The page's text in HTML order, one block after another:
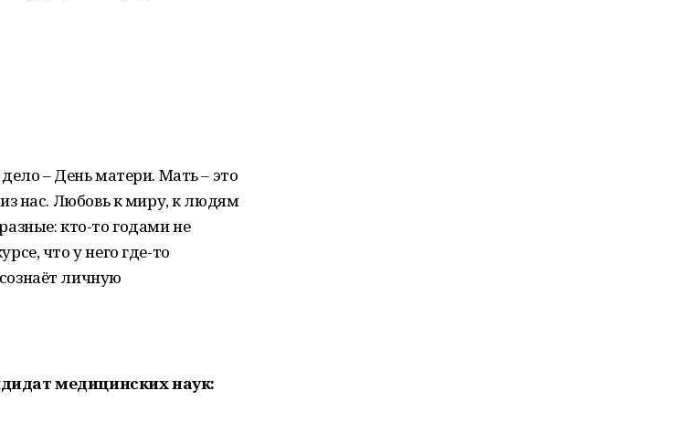
– День матери. Мать – это
нас. Любовь к миру, к людям
кто-то годами не
что у него где-то
личную
медицинских наук: